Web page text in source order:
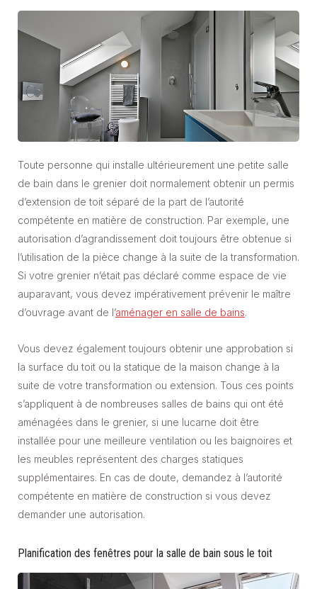
Toute personne qui installe ultérieurement une petite salle
de bain dans le grenier doit normalement obtenir un permis
d’extension de toit séparé de la part de l’autorité
compétente en matière de construction. Par exemple, une
autorisation d’agrandissement doit toujours être obtenue si
l’utilisation de la pièce change à la suite de la transformation.
Si votre grenier n’était pas déclaré comme espace de vie
auparavant, vous devez impérativement prévenir le maître
d’ouvrage avant de l’aménager en salle de bains.
Vous devez également toujours obtenir une approbation si
la surface du toit ou la statique de la maison change à la
suite de votre transformation ou extension. Tous ces points
s’appliquent à de nombreuses salles de bains qui ont été
aménagées dans le grenier, si une lucarne doit être
installée pour une meilleure ventilation ou les baignoires et
les meubles représentent des charges statiques
supplémentaires. En cas de doute, demandez à l’autorité
compétente en matière de construction si vous devez
demander une autorisation.
Planification des fenêtres pour la salle de bain sous le toit